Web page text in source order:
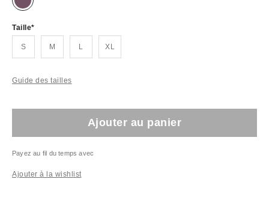
Taille
S M L XL
Guide des tailles
Ajouter au panier
Payez au fil du temps avec
Ajouter à la wishlist